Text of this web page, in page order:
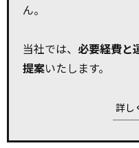
ん。
当社では、 必要経費と
提案いたします。
詳し